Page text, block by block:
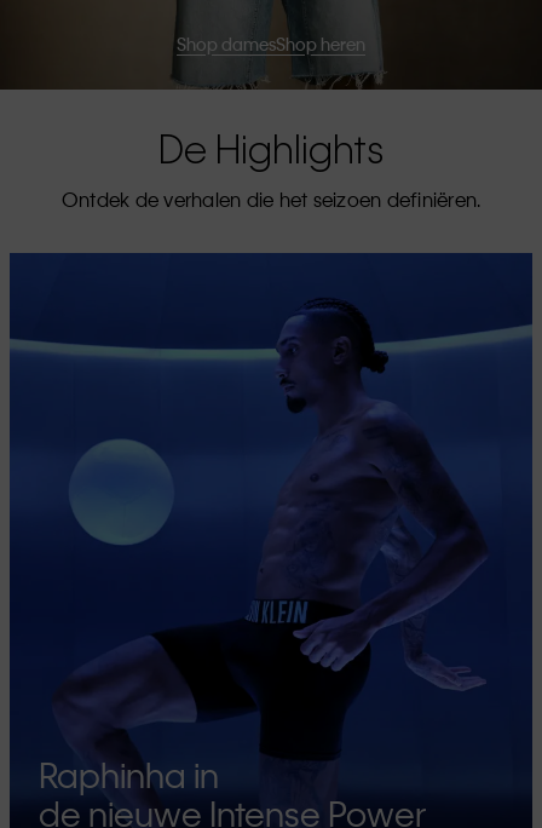
Shop damesShop heren
De Highlights
Ontdek de verhalen die het seizoen definiëren.
Raphinha in
de nieuwe Intense Power